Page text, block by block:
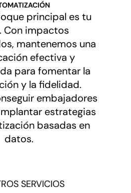
principal es tu
Con impactos
mantenemos una
efectiva y
para fomentar la
y la fidelidad.
embajadores
estrategias
basadas en
datos.
SERVICIOS